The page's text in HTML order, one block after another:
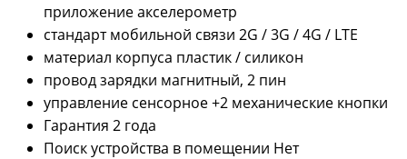
приложениеакселерометр
стандарт мобильной связи 2G / 3G / 4G / LTE
материал корпуса пластик / силикон
провод зарядки магнитный, 2 пин
управление сенсорное +2 механические кнопки
Гарантия 2 года
Поиск устройства в помещении Нет